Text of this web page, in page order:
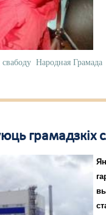
свабоду Народная Грамада
грамадзкіх